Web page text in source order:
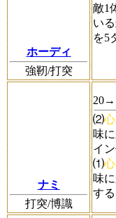
ホーディ
強靭/打突
敵1
い
を5
ナミ
打突/博識
⑵心
味
イ
⑴心
味
する